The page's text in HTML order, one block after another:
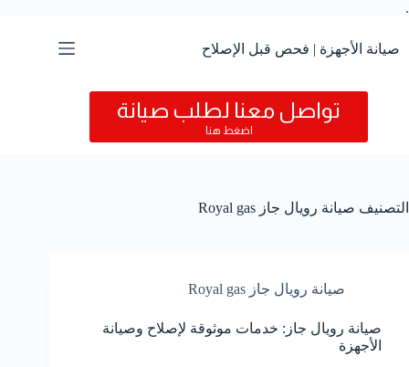
.
المحتوى
صيانة الأجهزة | فحص قبل الإصلاح
تواصل معنا لطلب صيانة
اضغط هنا
التصنيف صيانة رويال جاز Royal gas
صيانة رويال جاز Royal gas
صيانة رويال جاز: خدمات موثوقة لإصلاح وصيانة
الأجهزة